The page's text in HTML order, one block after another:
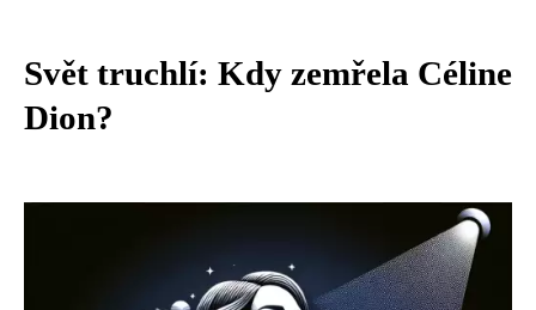
Svět truchlí: Kdy zemřela Céline
Dion?